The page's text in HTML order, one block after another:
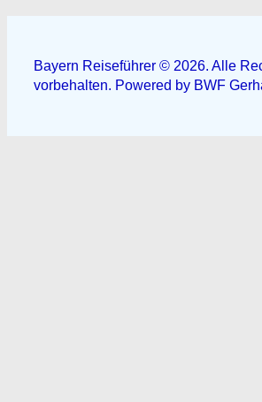
Bayern Reiseführer © 2026. Alle
vorbehalten. Powered by BWF